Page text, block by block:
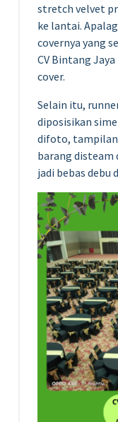
stretch velvet
ke lantai.
covernya yang
CV Bintang
cover.
Selain itu,
diposisikan
difoto,
barang disteam
jadi bebas debu